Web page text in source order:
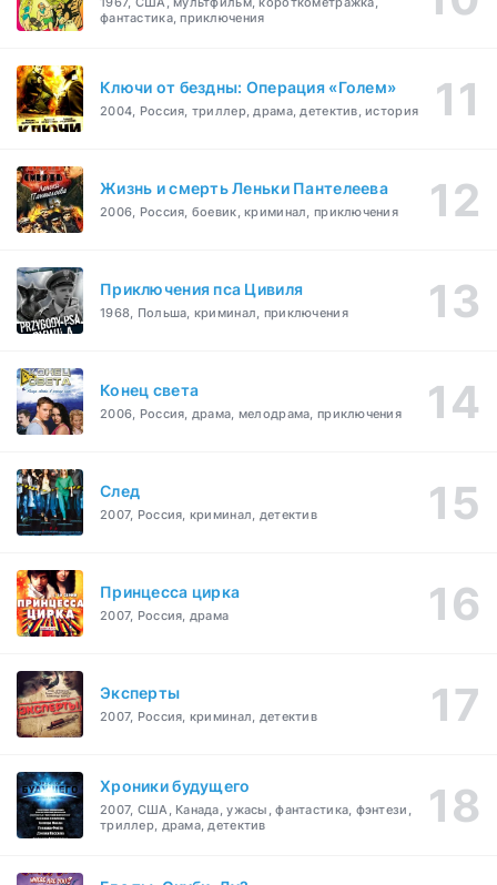
фантастика, приключения
Ключи от бездны: Операция «Голем»
2004, Россия, триллер, драма, детектив, история
Жизнь и смерть Леньки Пантелеева
2006, Россия, боевик, криминал, приключения
Приключения пса Цивиля
1968, Польша, криминал, приключения
Конец света
2006, Россия, драма, мелодрама, приключения
След
2007, Россия, криминал, детектив
Принцесса цирка
2007, Россия, драма
Эксперты
2007, Россия, криминал, детектив
Хроники будущего
2007, США, Канада, ужасы, фантастика, фэнтези,
триллер, драма, детектив